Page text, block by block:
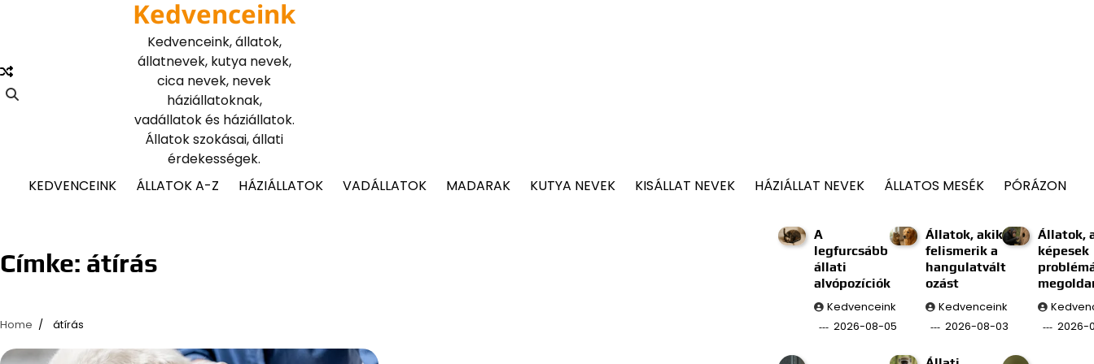
Kedvenceink
Kedvenceink, állatok,
állatnevek, kutya nevek,
cica nevek, nevek
háziállatoknak,
vadállatok és háziállatok.
Állatok szokásai, állati
érdekességek.
KEDVENCEINK
ÁLLATOK A-Z HÁZIÁLLATOK VADÁLLATOK MADARAK KUTYA NEVEK KISÁLLAT NEVEK HÁZIÁLLAT NEVEK ÁLLATOS MESÉK PÓRÁZON
Címke: átírás
Home átírás
A
legfurcsább
állati
alvópozíciók
Kedvenceink
2026-08-05
Állatok, akik
felismerik a
hangulatvált
ozást
Kedvenceink
2026-08-03
Állatok,
képesek
2026-